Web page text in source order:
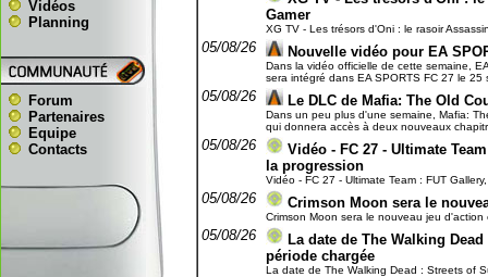
Vidéos
Planning
Forum
Partenaires
Equipe
Contacts
Gamer
XG TV - Les trésors d'Oni : le rasoir
05/08/26 Nouvelle vidéo pour EA
Dans la vidéo officielle de cette semaine,
sera intégré dans EA SPORTS FC 27 le
05/08/26 Le DLC de Mafia: The Old
Dans un peu plus d'une semaine, Mafia:
qui donnera accès à deux nouveaux
05/08/26
Vidéo - FC 27 - Ultimate
la progression
Vidéo - FC 27 - Ultimate Team : FUT
05/08/26 Crimson Moon sera le
Crimson Moon sera le nouveau jeu
05/08/26
La date de The Walking
période chargée
La date de The Walking Dead : Streets of